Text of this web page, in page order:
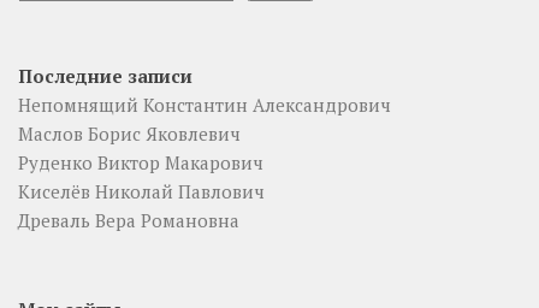
Последние записи
Непомнящий Константин Александрович
Маслов Борис Яковлевич
Руденко Виктор Макарович
Киселёв Николай Павлович
Древаль Вера Романовна